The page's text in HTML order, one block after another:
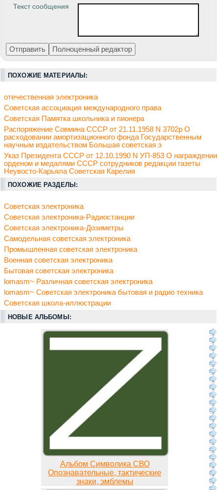
Текст сообщения
ПОХОЖИЕ МАТЕРИАЛЫ:
отечественная электроника
Советская ассоциация международного права
Советская Памятка школьника и пионера
Распоряжение Совмина СССР от 21.11.1958 N 3702р О
расходовании амортизационного фонда Государственным
научным издательством Большая советская э
Указ Президента СССР от 12.10.1990 N УП-853 О награждении
орденом и медалями СССР сотрудников редакции газеты
Неувосто-Карьяла Советская Карелия
ПОХОЖИЕ РАЗДЕЛЫ:
Советская электроника
Советская электроника-Радиостанции
Советская электроника-Дозиметры
Самодельная советская электроника
Промышленная советская электроника
Военная советская электроника
Бытовая советская электроника
lomasm~ Различная советская электроника
lomasm~ Советская электроника бытовая и радио техника
Советская школа-иллюстрации
НОВЫЕ АЛЬБОМЫ:
Альбом Символика СВО
Опознавательные, тактические
знаки, эмблемы